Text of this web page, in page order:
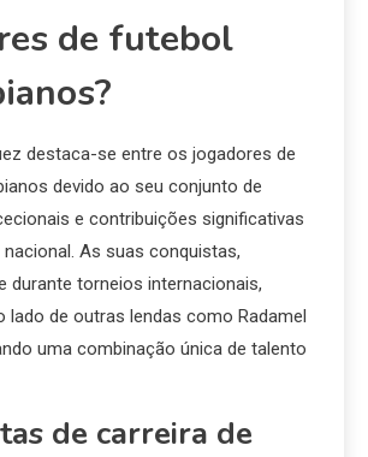
de futebol
destaca-se entre os jogadores de
devido ao seu conjunto de
e contribuições significativas
As suas conquistas,
durante torneios internacionais,
lado de outras lendas como Radamel
uma combinação única de talento
de carreira de